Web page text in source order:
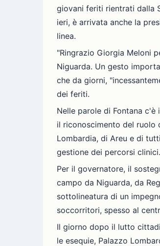
giovani feriti rientrati dalla
ieri, è arrivata anche la
linea.
"Ringrazio Giorgia Meloni
Niguarda. Un gesto
che da giorni,
dei feriti.
Nelle parole di Fontana
il riconoscimento del ruolo
Lombardia, di Areu e di
gestione dei percorsi clinici.
Per il governatore, il
campo da Niguarda, da
sottolineatura di un
soccorritori, spesso al
Il giorno dopo il lutto
le esequie, Palazzo